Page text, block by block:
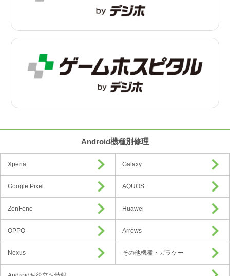
Android機種別修理
Xperia Galaxy
Google Pixel AQUOS
ZenFone Huawei
OPPO Arrows
Nexus その他機種・ガラケー